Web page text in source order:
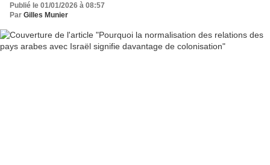
Publié le 01/01/2026 à 08:57
Par Gilles Munier